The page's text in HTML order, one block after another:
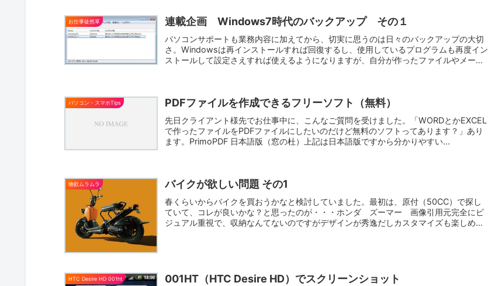
お仕事徒然草 連載企画 Windows7時代のバックアップ その１
パソコンサポートも業務内容に加えてから、切実に思うのは日々のバックアップの大切
さ。Windowsは再インストールすれば回復するし、使用しているプログラムも再度イン
ストールして設定さえすれば使えるようになりますが、自分が作ったファイルやメー
パソコン・スマホTips PDFファイルを作成できるフリーソフト（無料）
先日クライアント様先でお仕事中に、こんなご質問を受けました。「WORDとかEXCEL
で作ったファイルをPDFファイルにしたいのだけど無料のソフトってあります？」あり
ます。PrimoPDF 日本語版（窓の杜）上記は日本語版ですから分かりやすい...
物欲ムラムラ バイクが欲しい問題 その1
春くらいからバイクを買おうかなと検討していました。最初は、原付（50CC）で探し
ていて、コレが良いかな？と思ったのが・・・ホンダ ズーマー 画像引用元完全にビ
ジュアル重視で、収納なんてないのですがデザインが秀逸だしカスタマイズも楽しめそ
HTC Desire HD 001ht 001HT（HTC Desire HD）でスクリーンショット